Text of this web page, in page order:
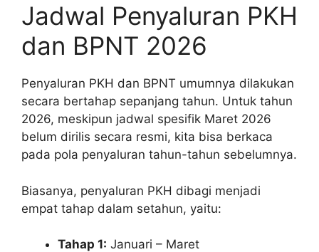
Jadwal Penyaluran PKH
dan BPNT 2026
Penyaluran PKH dan BPNT umumnya dilakukan
secara bertahap sepanjang tahun. Untuk tahun
2026, meskipun jadwal spesifik Maret 2026
belum dirilis secara resmi, kita bisa berkaca
pada pola penyaluran tahun-tahun sebelumnya.
Biasanya, penyaluran PKH dibagi menjadi
empat tahap dalam setahun, yaitu:
Tahap 1: Januari – Maret